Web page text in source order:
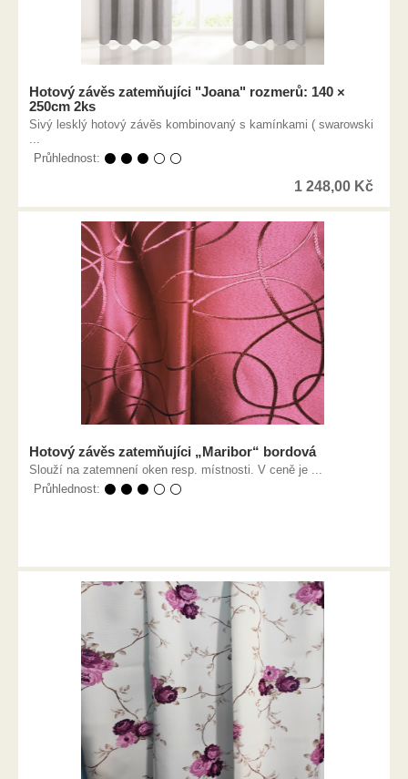
Hotový závěs zatemňujíci "Joana" rozmerů: 140 ×
250cm 2ks
Sivý lesklý hotový závěs kombinovaný s kamínkami ( swarowski
...
Průhlednost: ⚫ ⚫ ⚫ ⚪ ⚪
1 248,00 Kč
Hotový závěs zatemňujíci „Maribor“ bordová
Slouží na zatemnení oken resp. místnosti. V ceně je ...
Průhlednost: ⚫ ⚫ ⚫ ⚪ ⚪